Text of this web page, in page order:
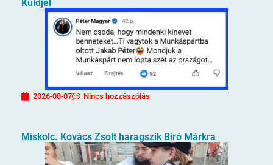
Küldjél
2026-08-07 Nincs hozzászólás
Miskolc. Kovács Zsolt haragszik Bíró Márkra